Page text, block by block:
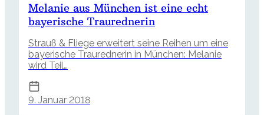
Melanie aus München ist eine echt
bayerische Traurednerin
Strauß & Fliege erweitert seine Reihen um eine
bayerische Traurednerin in München: Melanie
wird Teil…
9. Januar 2018